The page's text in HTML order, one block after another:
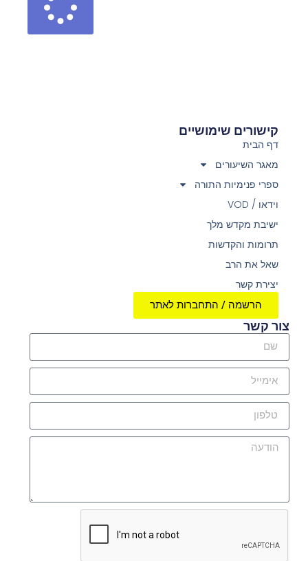
קישורים שימושיים
דף הבית
מאגר השיעורים
ספרי פנימיות התורה
וידאו / VOD
ישיבת מקדש מלך
תרומות והקדשות
שאל את הרב
יצירת קשר
הרשמה / התחברות לאתר
צור קשר